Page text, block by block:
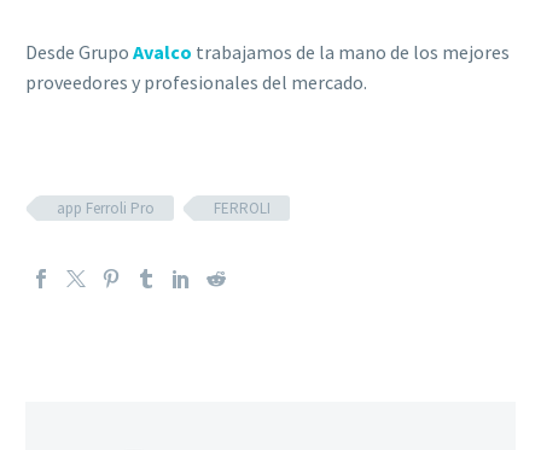
Desde Grupo Avalco trabajamos de la mano de los mejores
proveedores y profesionales del mercado.
app Ferroli Pro FERROLI